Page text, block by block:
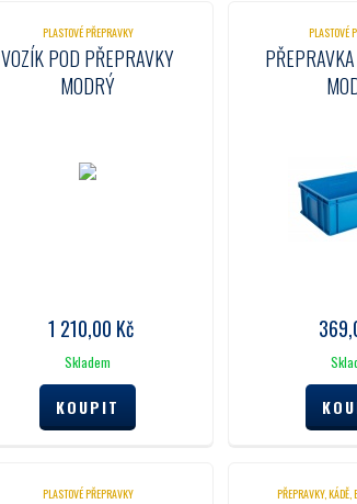
PLASTOVÉ PŘEPRAVKY
VOZÍK POD PŘEPRAVKY
MODRÝ
1 210,00 Kč
Skladem
PLASTOVÉ
PLASTOVÉ PŘEPRAVKY PŘEPRAVKY, KÁDĚ,